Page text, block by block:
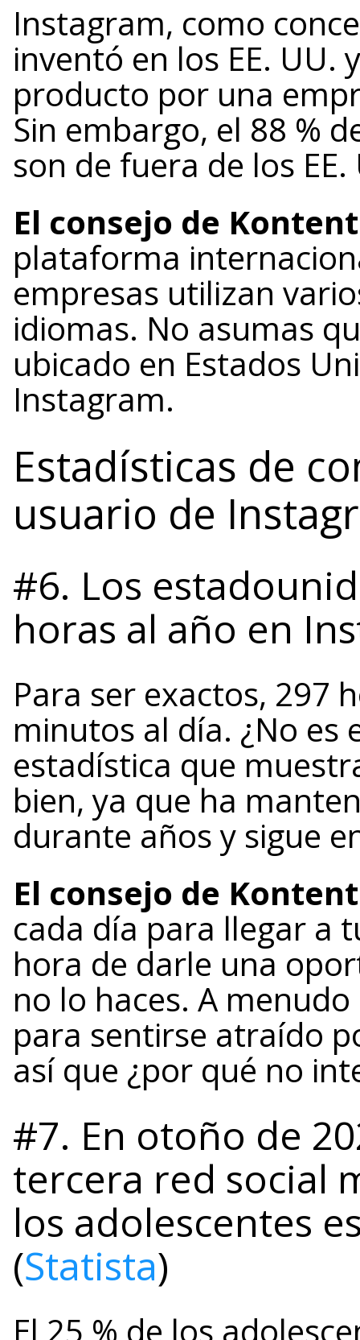
Instagram, como
inventó en los EE. UU.
producto por una
Sin embargo, el 88 %
son de fuera de los EE.
El consejo de
plataforma
empresas utilizan
idiomas. No asumas
ubicado en Estados
Instagram.
Estadísticas de
usuario de
#6. Los
horas al año en
Para ser exactos, 297
minutos al día. ¿No
estadística que
bien, ya que ha
durante años y sigue
El consejo de
cada día para llegar a
hora de darle una
no lo haces. A
para sentirse atraído
así que ¿por qué no
#7. En otoño de
tercera red social
los adolescentes
(Statista)
El 25 % de los